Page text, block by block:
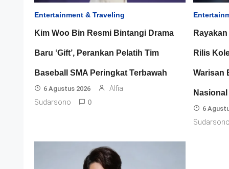
Entertainment & Traveling
Kim Woo Bin Resmi Bintangi Drama
Baru ‘Gift’, Perankan Pelatih Tim
Baseball SMA Peringkat Terbawah
6 Agustus 2026
Alfia
Sudarsono
0
Rilis
Warisan
6
Sudarsono